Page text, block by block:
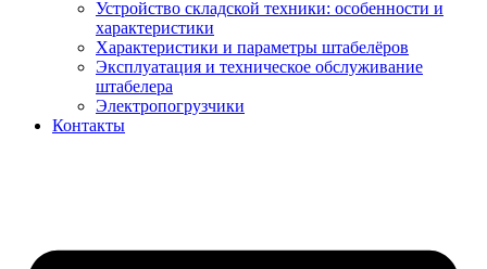
Устройство складской техники: особенности и
характеристики
Характеристики и параметры штабелёров
Эксплуатация и техническое обслуживание
штабелера
Электропогрузчики
Контакты